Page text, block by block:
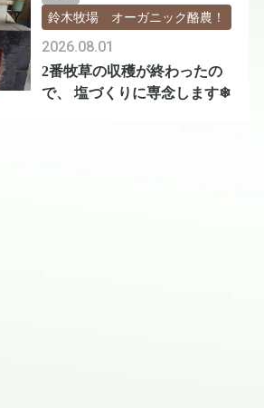
2番牧草の収穫が終わったの
で、 塩づくりに専念します❄
2026.08.01
鈴木牧場 オーガニック酪農！